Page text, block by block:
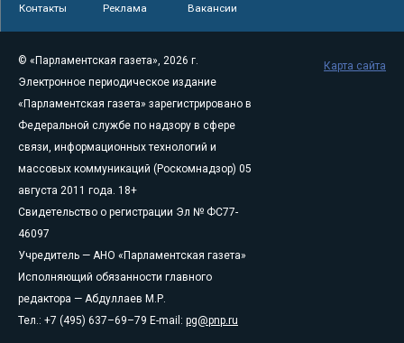
Контакты Реклама Вакансии
© «Парламентская газета», 2026 г.
Электронное периодическое издание
«Парламентская газета» зарегистрировано в
Федеральной службе по надзору в сфере
связи, информационных технологий и
массовых коммуникаций (Роскомнадзор) 05
августа 2011 года. 18+
Свидетельство о регистрации Эл № ФС77-
46097
Учредитель — АНО «Парламентская газета»
Исполняющий обязанности главного
редактора — Абдуллаев М.Р.
Тел.: +7 (495) 637–69–79 E-mail: pg@pnp.ru
Карта сайта